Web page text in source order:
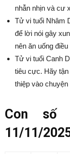
nhẫn nhịn và cư
Tử vi tuổi Nhâm
để lời nói gây
nên ăn uống điều
Tử vi tuổi Canh
tiêu cực. Hãy
thiệp vào
Con số
11/11/